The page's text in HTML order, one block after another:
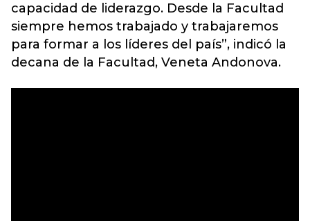
capacidad de liderazgo. Desde la Facultad
siempre hemos trabajado y trabajaremos
para formar a los líderes del país”, indicó la
decana de la Facultad, Veneta Andonova.